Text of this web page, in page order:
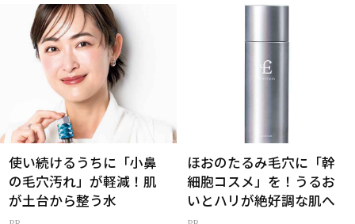
使い続けるうちに「小鼻
の毛穴汚れ」が軽減！肌
が土台から整う水
ほおのたるみ毛穴に「幹
細胞コスメ」を！うるお
いとハリが絶好調な肌へ